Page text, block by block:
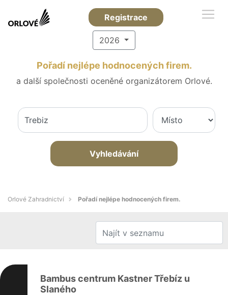
Registrace
2026
Pořadí nejlépe hodnocených firem.
a další společnosti oceněné organizátorem Orlové.
Vyhledávání
Orlové Zahradnictví Pořadí nejlépe hodnocených firem.
Bambus centrum Kastner Třebíz u
Slaného